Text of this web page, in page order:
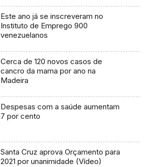
Este ano já se inscreveram no
Instituto de Emprego 900
venezuelanos
Cerca de 120 novos casos de
cancro da mama por ano na
Madeira
Despesas com a saúde aumentam
7 por cento
Santa Cruz aprova Orçamento para
2021 por unanimidade (Vídeo)